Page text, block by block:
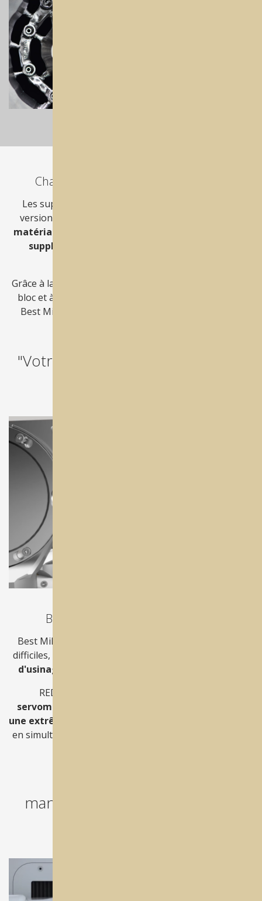
Chargeur 15 disques avec Zero Point
Les supports de disques sont disponibles en deux
versions:
matériaux mous
supplément de stabilité
Grâce à la technologie de changement automatique de
bloc et à la
Best Mill est prête pour la nouvelle tâche sans que
"Votre production fonctionne en
Best Mill® angulation sans limite
Best Mill vous permettra d'usiner les pièces les plus
difficiles, sans aucune limite. Grâce à son
d'usinage
REDON Best Mill utilise la technologie des
servomoteurs numériques absolus
une extrême précision
en simultané sur 5 axes. Elle est capable d'usiner à des
manœuvrabilité n'aurait pas de